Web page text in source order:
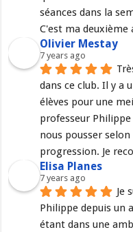
séances dans la
C'est ma deuxième
Olivier Mestay
7 years ago
dans ce club. Il y a
élèves pour une
professeur
nous pousser
progression. Je
Elisa Planes
7 years ago
Je
Philippe depuis un
étant dans une